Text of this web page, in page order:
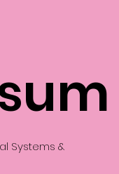
Systems &